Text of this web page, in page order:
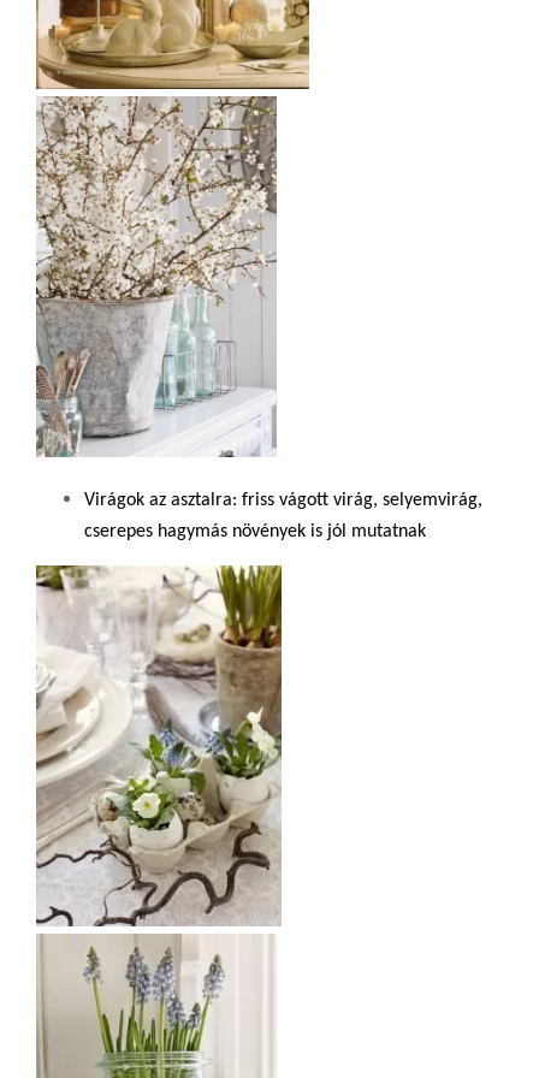
Virágok az asztalra: friss vágott virág, selyemvirág,
cserepes hagymás növények is jól mutatnak